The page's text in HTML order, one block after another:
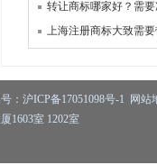
转让商标哪家好？需
上海注册商标大致需要
： 沪ICP备17051098号-1 网站
1603室 1202室